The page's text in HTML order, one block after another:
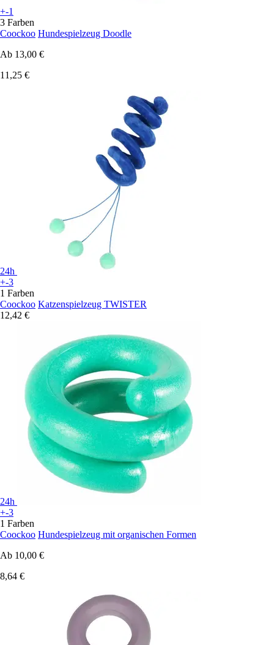
+-1
3 Farben
Coockoo Hundespielzeug Doodle
Ab 13,00 €
11,25 €
24h
+-3
1 Farben
Coockoo Katzenspielzeug TWISTER
12,42 €
24h
+-3
1 Farben
Coockoo Hundespielzeug mit organischen Formen
Ab 10,00 €
8,64 €